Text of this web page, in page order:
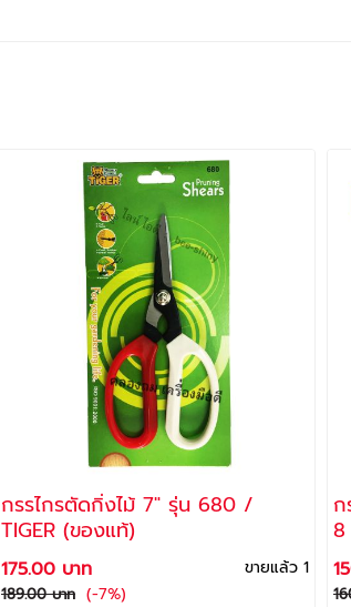
กรรไกรตัดกิ่งไม้ 7" รุ่น 680 /
TIGER (ของแท้)
175.00 บาท
189.00 บาท (-7%)
ขายแล้ว 1
8 1/2"
1